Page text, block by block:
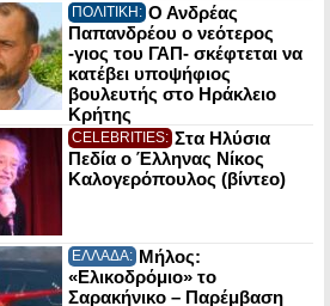
ΠΟΛΙΤΙΚΗ: Ο Ανδρέας
Παπανδρέου ο νεότερος
-γιος του ΓΑΠ- σκέφτεται να
κατέβει υποψήφιος
βουλευτής στο Ηράκλειο
Κρήτης
CELEBRITIES: Στα Ηλύσια
Πεδία ο Έλληνας Νίκος
Καλογερόπουλος (βίντεο)
ΕΛΛΑΔΑ: Μήλος:
«Ελικοδρόμιο» το
Σαρακήνικο – Παρέμβαση